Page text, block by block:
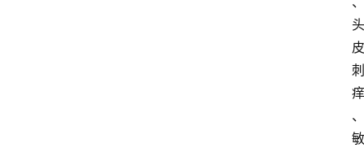
头
皮
刺
痒
、
敏